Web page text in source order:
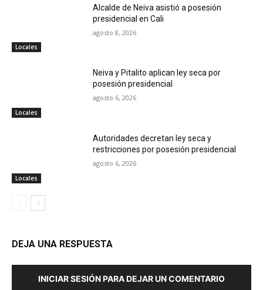
Locales
Alcalde de Neiva asistió a posesión
presidencial en Cali
agosto 8, 2026
Locales
Neiva y Pitalito aplican ley seca por
posesión presidencial
agosto 6, 2026
Locales
Autoridades decretan ley seca y
restricciones por posesión presidencial
agosto 6, 2026
DEJA UNA RESPUESTA
INICIAR SESIÓN PARA DEJAR UN COMENTARIO